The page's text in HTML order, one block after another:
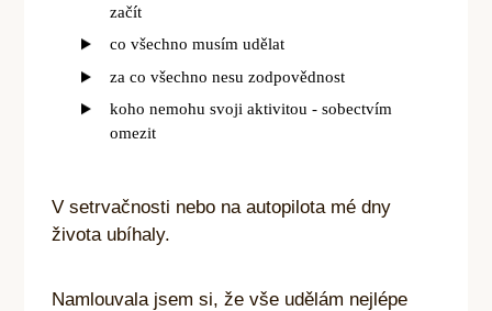
začít
co všechno musím udělat
za co všechno nesu zodpovědnost
koho nemohu svoji aktivitou - sobectvím
omezit
V setrvačnosti nebo na autopilota mé dny
života ubíhaly.
Namlouvala jsem si, že vše udělám nejlépe